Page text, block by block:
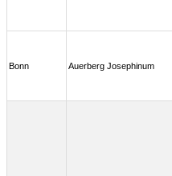
Bonn Auerberg Josephinum